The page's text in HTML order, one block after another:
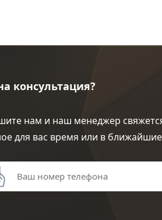
консультация?
нам и наш менеджер
для вас время или в